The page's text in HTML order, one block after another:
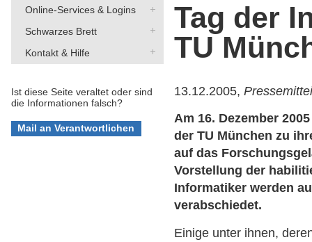
Online-Services & Logins
Schwarzes Brett
Kontakt & Hilfe
Ist diese Seite veraltet oder sind
die Informationen falsch?
Tag der
TU
13.12.2005,
Am 16. Dezember
der TU München zu
auf das
Vorstellung der
Informatiker werden
verabschiedet.
Einige unter ihnen,